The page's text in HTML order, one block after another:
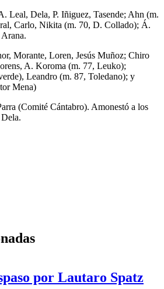
Leal, Dela, P. Iñiguez, Tasende; Ahn (m.
Carlo, Nikita (m. 70, D. Collado); Á.
Morante, Loren, Jesús Muñoz; Chiro
A. Koroma (m. 77, Leuko);
Leandro (m. 87, Toledano); y
Mena)
(Comité Cántabro). Amonestó a los
por Lautaro Spatz